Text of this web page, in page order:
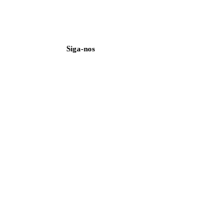
Siga-nos